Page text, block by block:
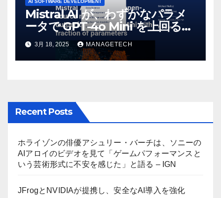
AI SOFTWARE DEVELOPMENT
Mistral AI が、わずかなパラメ
ータで GPT-4o Mini を上回る新
しいオープンソース モデルをリ
リース | VentureBeat
3月 18, 2025 MANAGETECH
Recent Posts
ホライゾンの俳優アシュリー・バーチは、ソニーの
AIアロイのビデオを見て「ゲームパフォーマンスと
いう芸術形式に不安を感じた」と語る – IGN
JFrogとNVIDIAが提携し、安全なAI導入を強化